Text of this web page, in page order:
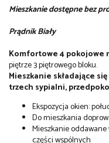
Mieszkanie dostępne bez
Prądnik Biały
Komfortowe 4 pokojowe
piętrze 3 piętrowego bloku.
Mieszkanie składające
trzech sypialni,
Ekspozycja okien:
Do mieszkania
Mieszkanie